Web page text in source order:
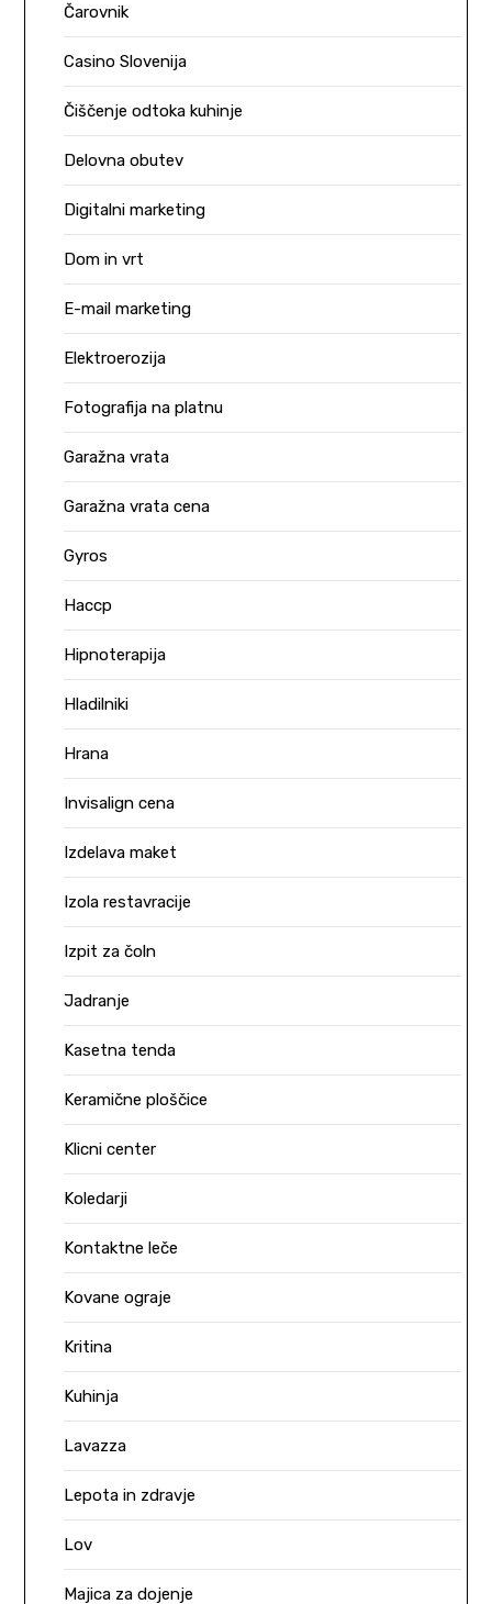
Čarovnik
Casino Slovenija
Čiščenje odtoka kuhinje
Delovna obutev
Digitalni marketing
Dom in vrt
E-mail marketing
Elektroerozija
Fotografija na platnu
Garažna vrata
Garažna vrata cena
Gyros
Haccp
Hipnoterapija
Hladilniki
Hrana
Invisalign cena
Izdelava maket
Izola restavracije
Izpit za čoln
Jadranje
Kasetna tenda
Keramične ploščice
Klicni center
Koledarji
Kontaktne leče
Kovane ograje
Kritina
Kuhinja
Lavazza
Lepota in zdravje
Lov
Majica za dojenje